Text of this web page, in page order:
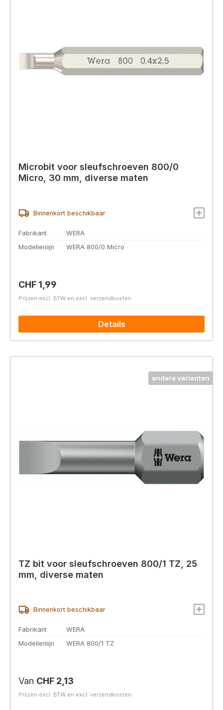
Microbit voor sleufschroeven 800/0
Micro, 30 mm, diverse maten
Binnenkort beschikbaar
Fabrikant
WERA
Modellenlijn
WERA 800/0 Micro
Normale prijs:
CHF 1,99
Prijzen excl. BTW en excl. verzendkosten
Details
andere varianten
TZ bit voor sleufschroeven 800/1 TZ, 25
mm, diverse maten
Binnenkort beschikbaar
Fabrikant
WERA
Modellenlijn
WERA 800/1 TZ
Normale prijs:
Van CHF 2,13
Prijzen excl. BTW en excl. verzendkosten